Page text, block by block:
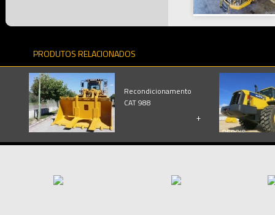
PRODUTOS RELACIONADOS
Recondicionamento
CAT 988
+